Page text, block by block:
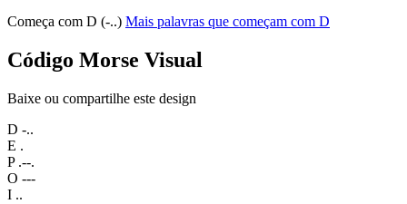
Começa com D (-..) Mais palavras que começam com D
Código Morse Visual
Baixe ou compartilhe este design
D -..
E .
P .--.
O ---
I ..